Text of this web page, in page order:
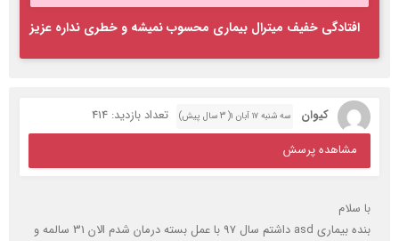
افتادگی خفیف میترال بیماری محسوب نمیشه و خطری نداره عزیز
کیوان سه شنبه ۱۷ آبان ۱( 3 سال پیش)
تعداد بازدید: 414
مشاهده پرسش
با سلام
بنده بیماری asd داشتم سال 97 با عمل بسته درمان شدم الان 31 سالمه و